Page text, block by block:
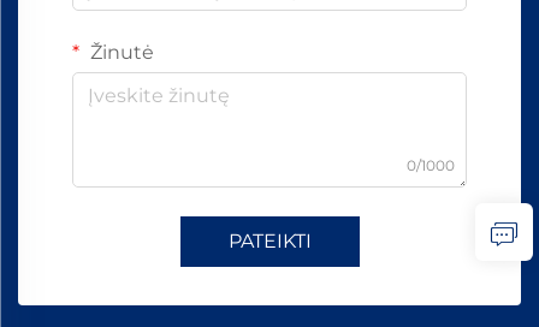
Žinutė
0/1000
PATEIKTI